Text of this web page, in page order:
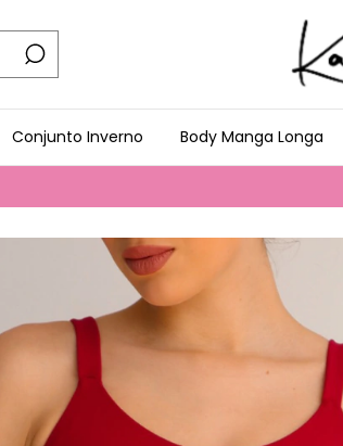
Conjunto Inverno Body Manga Longa